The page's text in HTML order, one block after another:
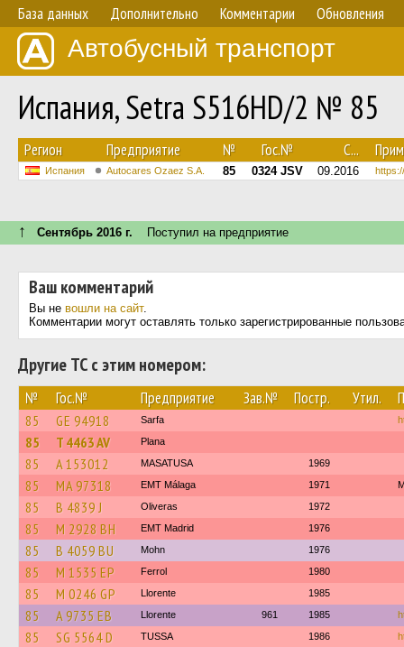
База данных Дополнительно Комментарии Обновления
Автобусный транспорт
Испания, Setra S516HD/2 № 85
Регион Предприятие № Гос.№ С...
Испания Autocares Ozaez S.A. 85 0324 JSV 09.2016
↑ Сентябрь 2016 г. Поступил на предприятие
Ваш комментарий
Вы не вошли на сайт.
Комментарии могут оставлять только зарегистрированные
Другие ТС с этим номером:
№ Гос.№ Предприятие Зав.№ Постр. Утил.
85 GE 94918 Sarfa
85 T 4463 AV Plana
85 A 153012 MASATUSA 1969
85 MA 97318 EMT Málaga 1971
85 B 4839 J Oliveras 1972
85 M 2928 BH EMT Madrid 1976
85 B 4059 BU Mohn 1976
85 M 1535 EP Ferrol 1980
85 M 0246 GP Llorente 1985
85 A 9735 EB Llorente 961 1985
85 SG 5564 D TUSSA 1986